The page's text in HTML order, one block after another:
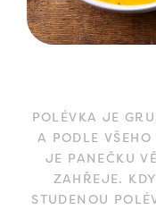
POLÉVKA JE
A PODLE
JE PANEČKU
ZAHŘEJE.
STUDENOU